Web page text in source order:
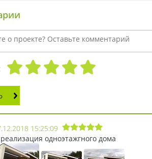
15:25:09
одноэтажгного дома